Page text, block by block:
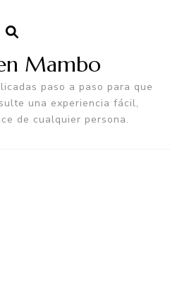
Mambo
paso a paso para que
una experiencia fácil,
de cualquier persona.